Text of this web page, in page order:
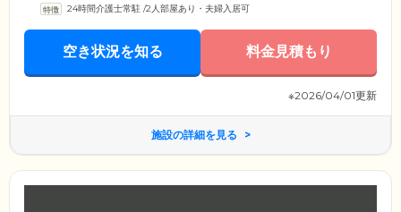
24時間介護士常駐 /2人部屋あり・夫婦入居可
空き状況を知る 料金見積もり
※2026/04/01更新
施設の詳細を見る